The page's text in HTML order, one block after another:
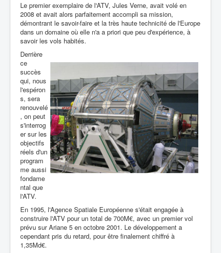
Le premier exemplaire de l'ATV, Jules Verne, avait volé en
2008 et avait alors parfaitement accompli sa mission,
démontrant le savoir-faire et la très haute technicité de l'Europe
dans un domaine où elle n'a a priori que peu d'expérience, à
savoir les vols habités.
Derrière
ce
succès
qui, nous
l'espéron
s, sera
renouvelé
, on peut
s'interrog
er sur les
objectifs
réels d'un
program
me aussi
fondame
ntal que
l'ATV.
En 1995, l'Agence Spatiale Européenne s'était engagée à
construire l'ATV pour un total de 700M€, avec un premier vol
prévu sur Ariane 5 en octobre 2001. Le développement a
cependant pris du retard, pour être finalement chiffré à
1,35Md€.